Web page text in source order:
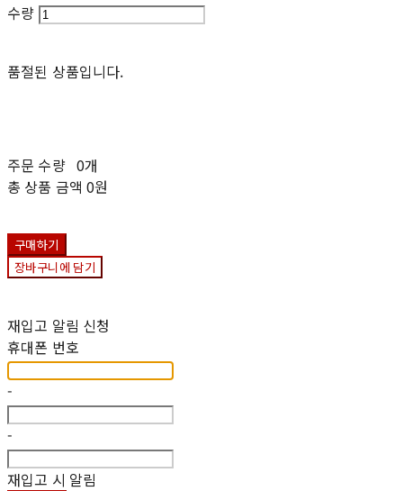
수량
품절된 상품입니다.
주문 수량 0개
총 상품 금액 0원
구매하기
장바구니에 담기
재입고 알림 신청
휴대폰 번호
-
-
재입고 시 알림